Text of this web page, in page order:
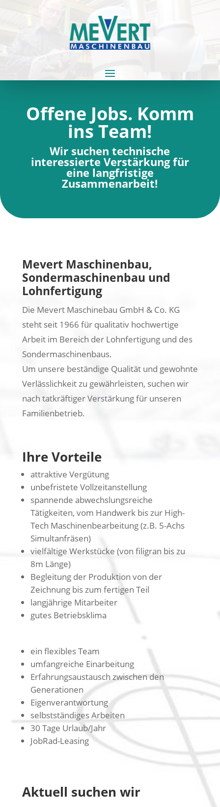
Offene Jobs. Komm
ins Team!
Wir suchen technische
interessierte Verstärkung für
eine langfristige
Zusammenarbeit!
Mevert Maschinenbau,
Sondermaschinenbau und
Lohnfertigung
Die Mevert Maschinebau GmbH & Co. KG
steht seit 1966 für qualitativ hochwertige
Arbeit im Bereich der Lohnfertigung und des
Sondermaschinenbaus.
Um unsere beständige Qualität und gewohnte
Verlässlichkeit zu gewährleisten, suchen wir
nach tatkräftiger Verstärkung für unseren
Familienbetrieb.
Ihre Vorteile
attraktive Vergütung
unbefristete Vollzeitanstellung
spannende abwechslungsreiche
Tätigkeiten, vom Handwerk bis zur High-
Tech Maschinenbearbeitung (z.B. 5-Achs
Simultanfräsen)
vielfältige Werkstücke (von filigran bis zu
8m Länge)
Begleitung der Produktion von der
Zeichnung bis zum fertigen Teil
langjährige Mitarbeiter
gutes Betriebsklima
ein flexibles Team
umfangreiche Einarbeitung
Erfahrungsaustausch zwischen den
Generationen
Eigenverantwortung
selbstständiges Arbeiten
30 Tage Urlaub/Jahr
JobRad-Leasing
Aktuell suchen wir